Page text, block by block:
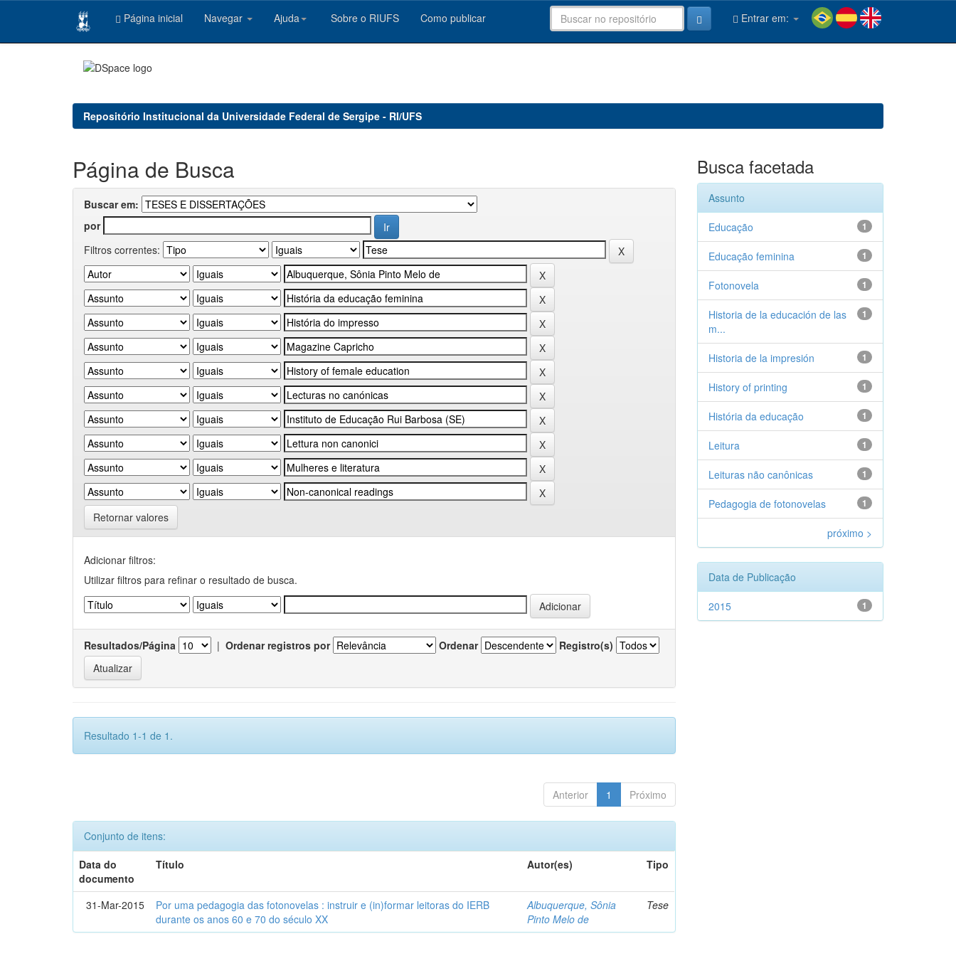
Página inicial Navegar Ajuda Sobre o RIUFS Como publicar Entrar em:
Repositório Institucional da Universidade Federal de Sergipe - RI/UFS
Página de Busca
Buscar em:
por
Filtros correntes:
Retornar valores
Adicionar filtros:
Utilizar filtros para refinar o resultado de busca.
Resultados/Página | Ordenar registros por Ordenar Registro(s)
Resultado 1-1 de 1.
Anterior 1 Próximo
Conjunto de itens:
Data do
documento
Título Autor(es) Tipo
31-Mar-2015
Por uma pedagogia das fotonovelas : instruir e (in)formar leitoras do IERB
durante os anos 60 e 70 do século XX
Albuquerque, Sônia
Pinto Melo de
Tese
Busca facetada
Assunto
1
Educação
1
Educação feminina
1
Fotonovela
1
Historia de la educación de las
m...
1
Historia de la impresión
1
History of printing
1
História da educação
1
Leitura
1
Leituras não canônicas
1
Pedagogia de fotonovelas
próximo >
Data de Publicação
1
2015